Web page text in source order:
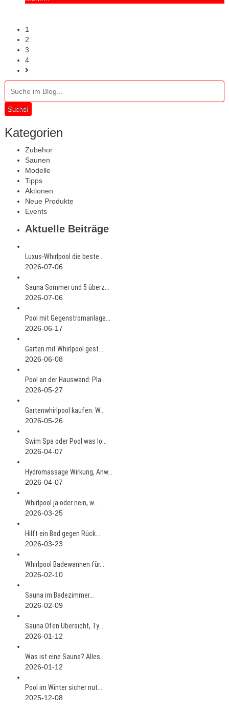
1
2
3
4
Suche!
Kategorien
Zubehor
Saunen
Modelle
Tipps
Aktionen
Neue Produkte
Events
Aktuelle Beiträge
Luxus-Whirlpool die beste...
2026-07-06
Sauna Sommer und 5 überz...
2026-07-06
Pool mit Gegenstromanlage...
2026-06-17
Garten mit Whirlpool gest...
2026-06-08
Pool an der Hauswand: Pla...
2026-05-27
Gartenwhirlpool kaufen: W...
2026-05-26
Swim Spa oder Pool was lo...
2026-04-07
Hydromassage Wirkung, Anw...
2026-04-07
Whirlpool ja oder nein, w...
2026-03-25
Hilft ein Bad gegen Rück...
2026-03-23
Whirlpool Badewannen für...
2026-02-10
Sauna im Badezimmer...
2026-02-09
Sauna Ofen Übersicht, Ty...
2026-01-12
Was ist eine Sauna? Alles...
2026-01-12
Pool im Winter sicher nut...
2025-12-08